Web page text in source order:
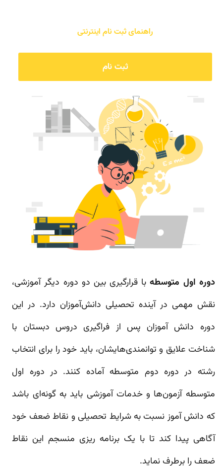
دوره اول متوسطهبا قرارگیری بین دو دوره دیگر آموزشی،
نقش مهمی در آینده تحصیلی دانش‌آموزان دارد. در این
دوره دانش آموزان پس از فراگیری دروس دبستان با
شناخت علایق و توانمندی‌هایشان، باید خود را برای انتخاب
رشته در دوره دوم متوسطه آماده کنند. در دوره اول
متوسطه آزمون‌ها و خدمات آموزشی باید به گونه‌ای باشد
که دانش آموز نسبت به شرایط تحصیلی و نقاط ضعف خود
آگاهی پیدا کند تا با یک برنامه ریزی منسجم این نقاط
ضعف را برطرف نماید.
راهنمای ثبت نام اینترنتی
ثبت نام